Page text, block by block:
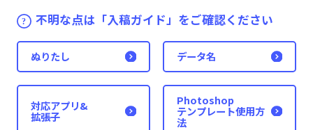
不明な点は「入稿ガイド」をご確認ください
ぬりたし データ名
対応アプリ&
拡張子
Photoshop
テンプレート使用方
法